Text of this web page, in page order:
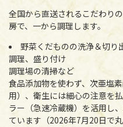
全国から直送されるこだわり
房で、一から調理します。
野菜くだものの洗浄＆切り
調理、盛り付け
調理場の清掃など
食品添加物を使わず、次亜塩
用）、衛生には細心の注意を
ラー（急速冷蔵機）を活用し
ています（2026年7月20日で丸